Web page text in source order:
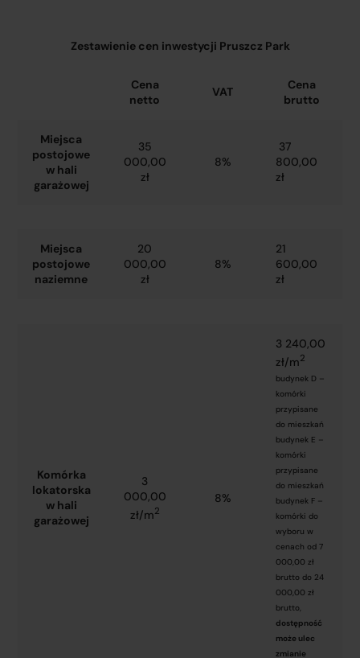
Zestawienie cen inwestycji Pruszcz Park
Cena
netto
VAT
Cena
brutto
Miejsca
postojowe
w hali
garażowej
35
000,00
zł
8%
37
800,00
zł
Miejsca
postojowe
naziemne
20
000,00
zł
8%
21
600,00
zł
Komórka
lokatorska
w hali
garażowej
3
000,00
zł/m2
8%
3 240,00
zł/m2
budynek D –
komórki
przypisane
do mieszkań
budynek E –
komórki
przypisane
do mieszkań
budynek F –
komórki do
wyboru w
cenach od 7
000,00 zł
brutto do 24
000,00 zł
brutto,
dostępność
może ulec
zmianie